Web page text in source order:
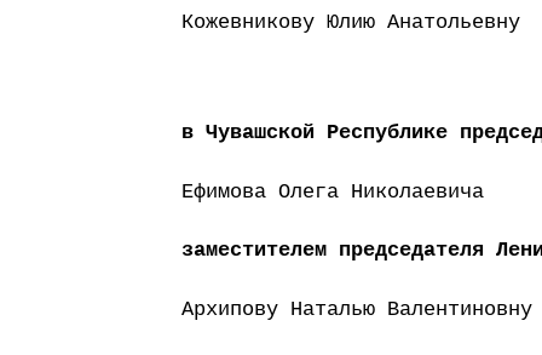
Кожевникову Юлию Анатольевну
в Чувашской Республике
Ефимова Олега Николаевича
заместителем председателя
Архипову Наталью